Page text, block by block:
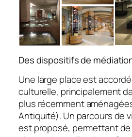
Des dispositifs de
Une large place est
culturelle, principalement
plus récemment
Antiquité). Un parcours de
est proposé, permettant